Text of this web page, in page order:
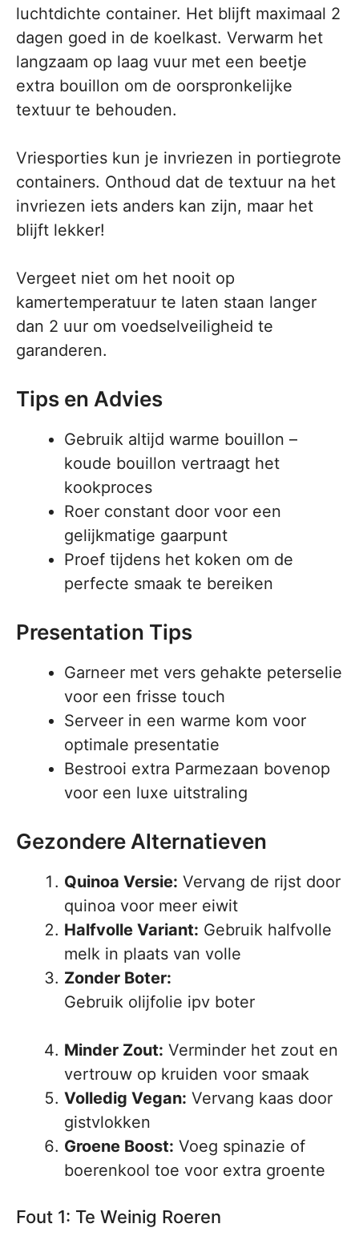
luchtdichte container. Het blijft maximaal 2
dagen goed in de koelkast. Verwarm het
langzaam op laag vuur met een beetje
extra bouillon om de oorspronkelijke
textuur te behouden.
Vriesporties kun je invriezen in portiegrote
containers. Onthoud dat de textuur na het
invriezen iets anders kan zijn, maar het
blijft lekker!
Vergeet niet om het nooit op
kamertemperatuur te laten staan langer
dan 2 uur om voedselveiligheid te
garanderen.
Tips en Advies
Gebruik altijd warme bouillon –
koude bouillon vertraagt het
kookproces
Roer constant door voor een
gelijkmatige gaarpunt
Proef tijdens het koken om de
perfecte smaak te bereiken
Presentation Tips
Garneer met vers gehakte peterselie
voor een frisse touch
Serveer in een warme kom voor
optimale presentatie
Bestrooi extra Parmezaan bovenop
voor een luxe uitstraling
Gezondere Alternatieven
Quinoa Versie: Vervang de rijst door
quinoa voor meer eiwit
Halfvolle Variant: Gebruik halfvolle
melk in plaats van volle
Zonder Boter:
Gebruik olijfolie ipv boter
Minder Zout: Verminder het zout en
vertrouw op kruiden voor smaak
Volledig Vegan: Vervang kaas door
gistvlokken
Groene Boost: Voeg spinazie of
boerenkool toe voor extra groente
Fout 1: Te Weinig Roeren